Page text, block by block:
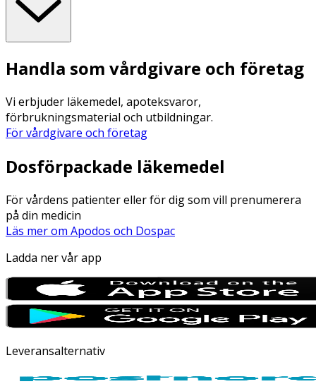
Handla som vårdgivare och företag
Vi erbjuder läkemedel, apoteksvaror,
förbrukningsmaterial och utbildningar.
För vårdgivare och företag
Dosförpackade läkemedel
För vårdens patienter eller för dig som vill prenumerera
på din medicin
Läs mer om Apodos och Dospac
Ladda ner vår app
Leveransalternativ